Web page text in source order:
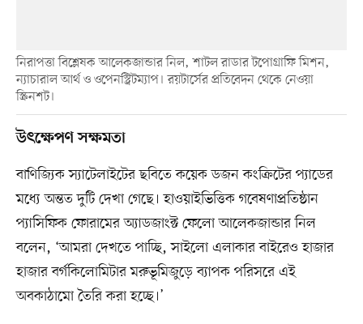
নিরাপত্তা বিশ্লেষক আলেকজান্ডার নিল, শাটল রাডার টপোগ্রাফি মিশন,
ন্যাচারাল আর্থ ও ওপেনস্ট্রিটম্যাপ। রয়টার্সের প্রতিবেদন থেকে নেওয়া
স্ক্রিনশট।
উৎক্ষেপণ সক্ষমতা
বাণিজ্যিক স্যাটেলাইটের ছবিতে কয়েক ডজন কংক্রিটের প্যাডের
মধ্যে অন্তত দুটি দেখা গেছে। হাওয়াইভিত্তিক গবেষণাপ্রতিষ্ঠান
প্যাসিফিক ফোরামের অ্যাডজাংক্ট ফেলো আলেকজান্ডার নিল
বলেন, ‘আমরা দেখতে পাচ্ছি, সাইলো এলাকার বাইরেও হাজার
হাজার বর্গকিলোমিটার মরুভূমিজুড়ে ব্যাপক পরিসরে এই
অবকাঠামো তৈরি করা হচ্ছে।’